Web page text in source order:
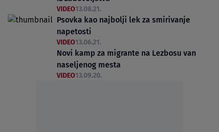
VIDEO13.08.21.
Psovka kao najbolji lek za smirivanje
napetosti
VIDEO13.06.21.
Novi kamp za migrante na Lezbosu van
naseljenog mesta
VIDEO13.09.20.